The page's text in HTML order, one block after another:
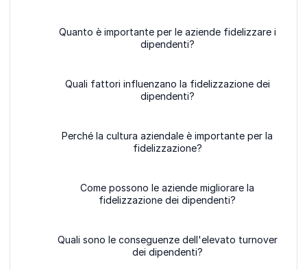
Quanto è importante per le aziende fidelizzare i
dipendenti?
Quali fattori influenzano la fidelizzazione dei
dipendenti?
Perché la cultura aziendale è importante per la
fidelizzazione?
Come possono le aziende migliorare la
fidelizzazione dei dipendenti?
Quali sono le conseguenze dell'elevato turnover
dei dipendenti?